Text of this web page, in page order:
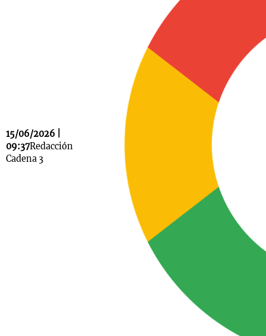
15/06/2026 |
09:37Redacción
Cadena 3